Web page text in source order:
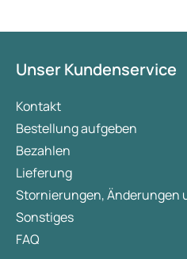
Unser Kundenservice
Kontakt
Bestellung aufgeben
Bezahlen
Lieferung
Stornierungen, Änderungen
Sonstiges
FAQ